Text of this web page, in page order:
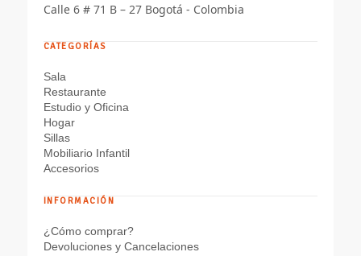
Calle 6 # 71 B – 27 Bogotá - Colombia
CATEGORÍAS
Sala
Restaurante
Estudio y Oficina
Hogar
Sillas
Mobiliario Infantil
Accesorios
INFORMACIÓN
¿Cómo comprar?
Devoluciones y Cancelaciones